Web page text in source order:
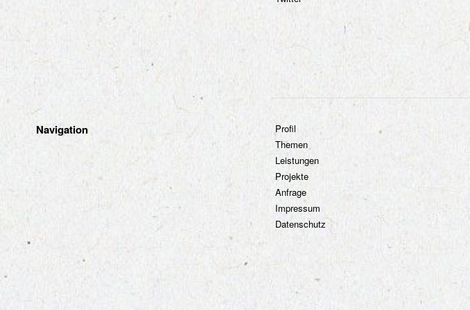
Navigation
Profil
Themen
Leistungen
Projekte
Anfrage
Impressum
Datenschutz